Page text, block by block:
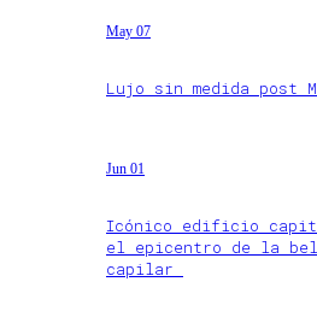
May 07
Lujo sin medida post
Jun 01
Icónico edificio
el epicentro de la
capilar